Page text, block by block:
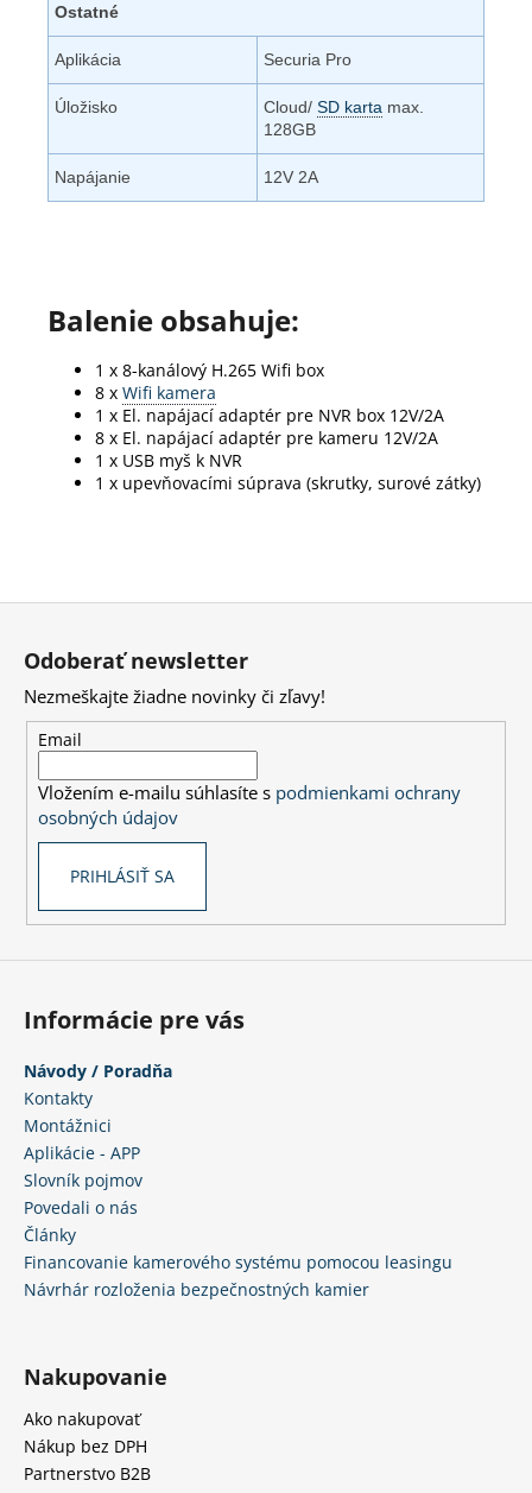
Ostatné
Aplikácia Securia Pro
Úložisko Cloud/ SD karta max.
128GB
Napájanie 12V 2A
Balenie obsahuje:
1 x 8-kanálový H.265 Wifi box
8 x Wifi kamera
1 x El. napájací adaptér pre NVR box 12V/2A
8 x El. napájací adaptér pre kameru 12V/2A
1 x USB myš k NVR
1 x upevňovacími súprava (skrutky, surové zátky)
Odoberať newsletter
Nezmeškajte žiadne novinky či zľavy!
Email
Vložením e-mailu súhlasíte s podmienkami ochrany
osobných údajov
PRIHLÁSIŤ SA
Informácie pre vás
Návody / Poradňa
Kontakty
Montážnici
Aplikácie - APP
Slovník pojmov
Povedali o nás
Články
Financovanie kamerového systému pomocou leasingu
Návrhár rozloženia bezpečnostných kamier
Nakupovanie
Ako nakupovať
Nákup bez DPH
Partnerstvo B2B